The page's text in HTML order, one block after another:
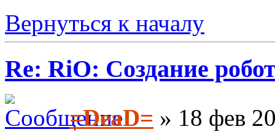
Вернуться к началу
Re: RiO: Создание
=DeaD= » 18 фев